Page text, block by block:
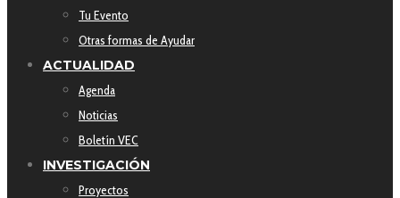
Tu Evento
Otras formas de Ayudar
ACTUALIDAD
Agenda
Noticias
Boletín VEC
INVESTIGACIÓN
Proyectos